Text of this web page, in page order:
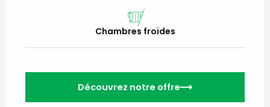
Chambres froides
Découvrez notre offre